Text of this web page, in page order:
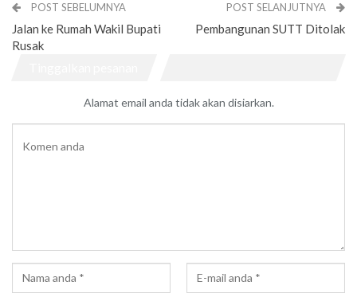
POST SEBELUMNYA
Jalan ke Rumah Wakil Bupati
Rusak
POST SELANJUTNYA
Pembangunan SUTT Ditolak
Alamat email anda tidak akan disiarkan.